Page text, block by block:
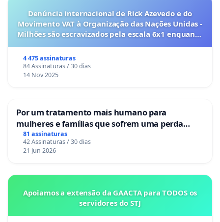
Denúncia internacional de Rick Azevedo e do
Movimento VAT à Organização das Nações Unidas -
Milhões são escravizados pela escala 6x1 enquanto
4 475 assinaturas
84 Assinaturas / 30 dias
14 Nov 2025
Por um tratamento mais humano para
mulheres e famílias que sofrem uma perda
gestacional nos hospitais portugueses
81 assinaturas
42 Assinaturas / 30 dias
21 Jun 2026
Apoiamos a extensão da GAACTA para TODOS os
servidores do STJ